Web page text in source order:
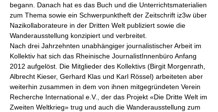
begann. Danach hat es das Buch und die Unterrichtsmaterialien
zum Thema sowie ein Schwerpunktheft der Zeitschrift iz3w über
Nazikollaborateure in der Dritten Welt publiziert sowie die
Wanderausstellung konzipiert und verbreitet.
Nach drei Jahrzehnten unabhängiger journalistischer Arbeit im
Kollektiv hat sich das Rheinische JournalistInnenbüro Anfang
2012 aufgelöst. Die Mitglieder des Kollektivs (Birgit Morgenrath,
Albrecht Kieser, Gerhard Klas und Karl Rössel) arbeiteten aber
weiterhin zusammen in dem von ihnen mitgegründeten Verein
Recherche International e.V., der das Projekt «Die Dritte Welt im
Zweiten Weltkrieg» trug und auch die Wanderausstellung zum